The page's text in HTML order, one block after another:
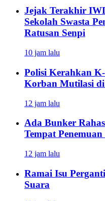
Jejak Terakhir
Sekolah Swasta
Ratusan Senpi
10 jam lalu
Polisi Kerahkan
Korban Mutilasi
12 jam lalu
Ada Bunker
Tempat
12 jam lalu
Ramai Isu
Suara